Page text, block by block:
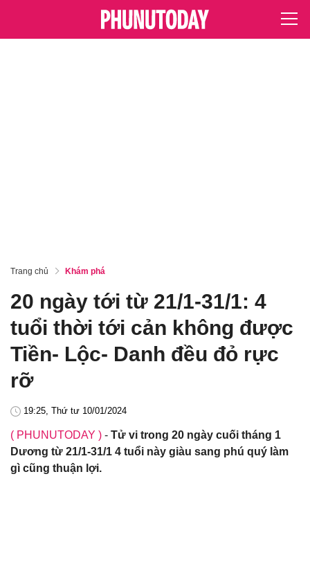
Trang chủ Khám phá
20 ngày tới từ 21/1-31/1: 4
tuổi thời tới cản không được
Tiền- Lộc- Danh đều đỏ rực
rỡ
19:25, Thứ tư 10/01/2024
( PHUNUTODAY ) - Tử vi trong 20 ngày cuối tháng 1
Dương từ 21/1-31/1 4 tuổi này giàu sang phú quý làm
gì cũng thuận lợi.